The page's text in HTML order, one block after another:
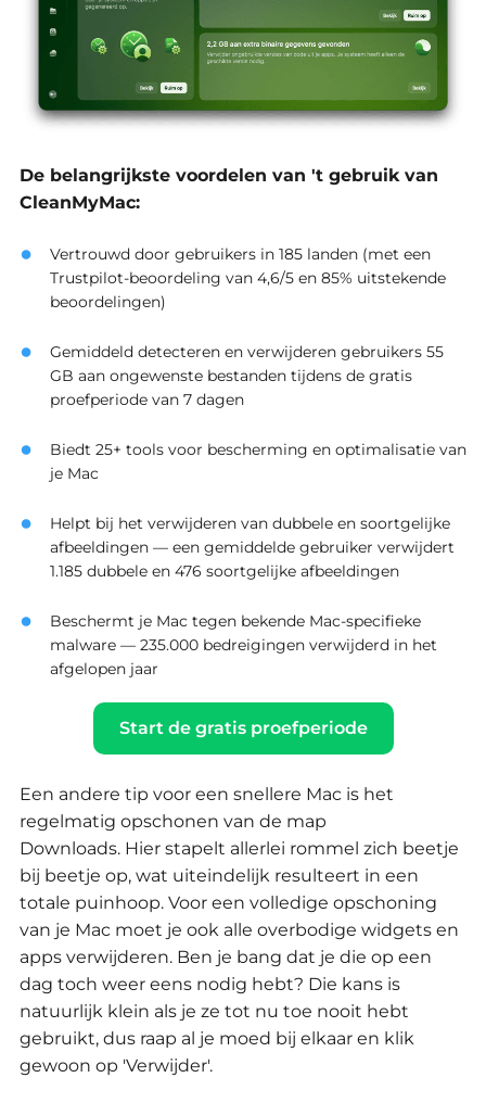
De belangrijkste voordelen van 't gebruik van
CleanMyMac:
Vertrouwd door gebruikers in 185 landen (met een
Trustpilot-beoordeling van 4,6/5 en 85% uitstekende
beoordelingen)
Gemiddeld detecteren en verwijderen gebruikers 55
GB aan ongewenste bestanden tijdens de gratis
proefperiode van 7 dagen
Biedt 25+ tools voor bescherming en optimalisatie van
je Mac
Helpt bij het verwijderen van dubbele en soortgelijke
afbeeldingen — een gemiddelde gebruiker verwijdert
1.185 dubbele en 476 soortgelijke afbeeldingen
Beschermt je Mac tegen bekende Mac-specifieke
malware — 235.000 bedreigingen verwijderd in het
afgelopen jaar
Start de gratis proefperiode
Een andere tip voor een snellere Mac is het
regelmatig opschonen van de map
Downloads. Hier stapelt allerlei rommel zich beetje
bij beetje op, wat uiteindelijk resulteert in een
totale puinhoop. Voor een volledige opschoning
van je Mac moet je ook alle overbodige widgets en
apps verwijderen. Ben je bang dat je die op een
dag toch weer eens nodig hebt? Die kans is
natuurlijk klein als je ze tot nu toe nooit hebt
gebruikt, dus raap al je moed bij elkaar en klik
gewoon op 'Verwijder'.